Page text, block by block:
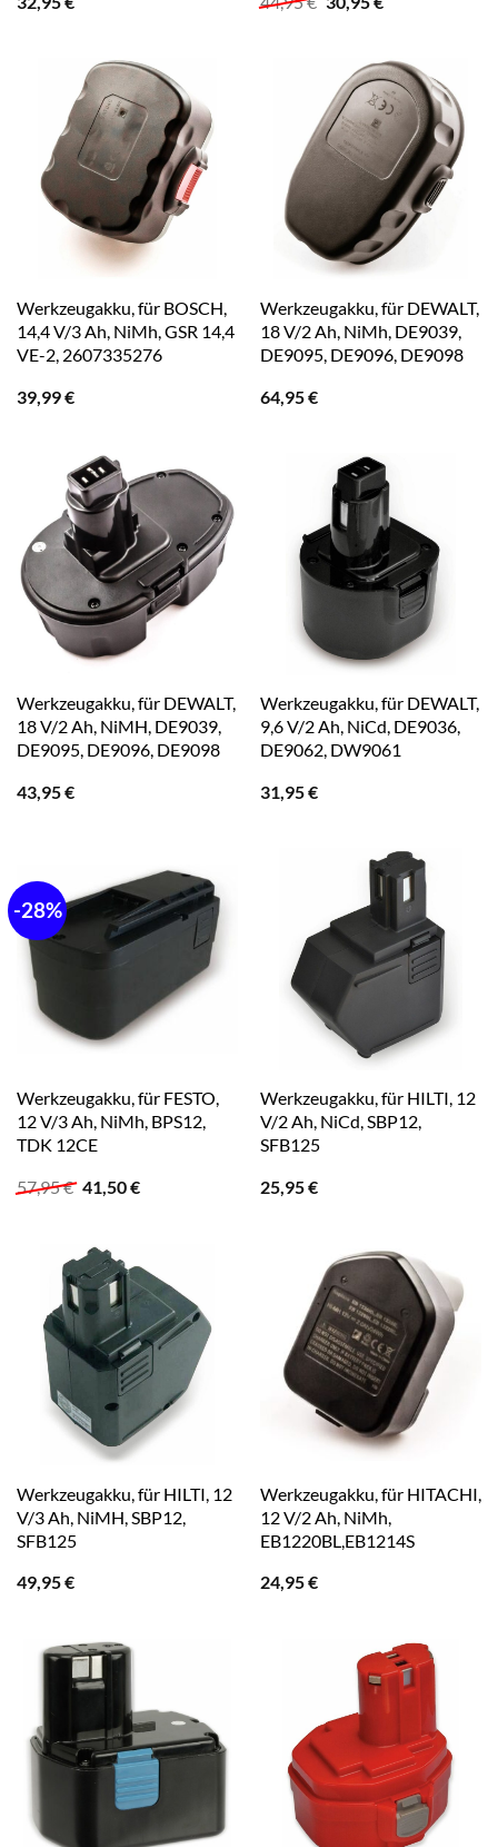
Preis
Werkzeugakku, für BOSCH,
14,4 V/3 Ah, NiMh, GSR 14,4
VE-2, 2607335276
39,99€
Werkzeugakku, für DEWALT,
18 V/2 Ah, NiMh, DE9039,
DE9095, DE9096, DE9098
64,95€
Werkzeugakku, für DEWALT,
18 V/2 Ah, NiMH, DE9039,
DE9095, DE9096, DE9098
43,95€
Werkzeugakku, für DEWALT,
9,6 V/2 Ah, NiCd, DE9036,
DE9062, DW9061
31,95€
-28%
Werkzeugakku, für FESTO,
12 V/3 Ah, NiMh, BPS12,
TDK 12CE
57,95€ Ursprünglicher
Preis
41,50€Aktueller
Werkzeugakku, für HILTI, 12
V/2 Ah, NiCd, SBP12,
SFB125
25,95€
Werkzeugakku, für HILTI, 12
V/3 Ah, NiMH, SBP12,
SFB125
49,95€
Werkzeugakku, für HITACHI,
12 V/2 Ah, NiMh,
EB1220BL,EB1214S
24,95€